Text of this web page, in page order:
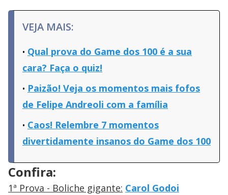
VEJA MAIS:
Qual prova do Game dos 100 é a sua
cara? Faça o quiz!
Paizão! Veja os momentos mais fofos
de Felipe Andreoli com a família
Caos! Relembre 7 momentos
divertidamente insanos do Game dos 100
Confira:
1ª Prova - Boliche gigante: Carol Godoi